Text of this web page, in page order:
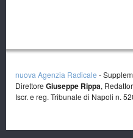
nuova Agenzia Radicale -
Direttore Giuseppe Rippa,
Iscr. e reg. Tribunale di Napoli n.